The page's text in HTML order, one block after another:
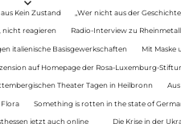
Kein Zustand „Wer nicht aus der
nicht reagieren Radio-Interview zu
italienische Basisgewerkschaften Mit Maske
auf Homepage der Rosa-Luxemburg-
Theater Tagen in Heilbronn
Something is rotten in the state of
jetzt auch online Die Krise in der